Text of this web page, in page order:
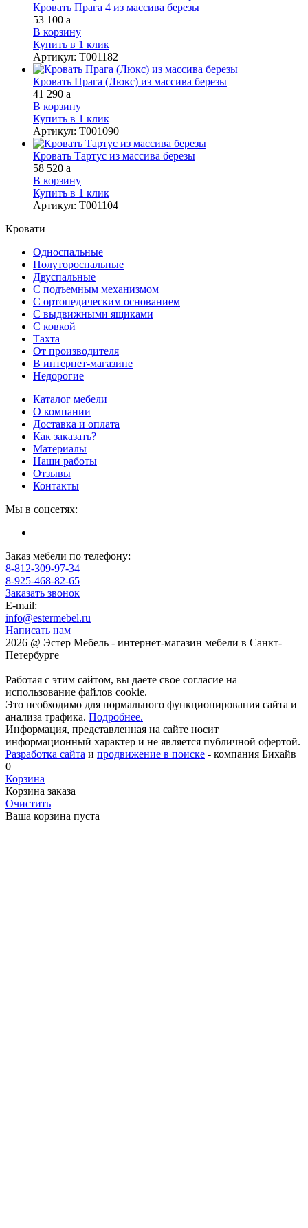
Кровать Прага 4 из массива березы
53 100 a
В корзину
Купить в 1 клик
Артикул: Т001182
Кровать Прага (Люкс) из массива березы
41 290 a
В корзину
Купить в 1 клик
Артикул: Т001090
Кровать Тартус из массива березы
58 520 a
В корзину
Купить в 1 клик
Артикул: Т001104
Кровати
Односпальные
Полутороспальные
Двуспальные
С подъемным механизмом
С ортопедическим основанием
С выдвижными ящиками
С ковкой
Тахта
От производителя
В интернет-магазине
Недорогие
Каталог мебели
О компании
Доставка и оплата
Как заказать?
Материалы
Наши работы
Отзывы
Контакты
Мы в соцсетях:
Заказ мебели по телефону:
8-812-309-97-34
8-925-468-82-65
Заказать звонок
E-mail:
info@estermebel.ru
Написать нам
2026 @ Эстер Мебель - интернет-магазин мебели в Санкт-
Петербурге
Работая с этим сайтом, вы даете свое согласие на
использование файлов cookie.
Это необходимо для нормального функционирования сайта и
анализа трафика. Подробнее.
Информация, представленная на сайте носит
информационный характер и не является публичной офертой.
Разработка сайта и продвижение в поиске - компания Бихайв
0
Корзина
Корзина заказа
Очистить
Ваша корзина пуста